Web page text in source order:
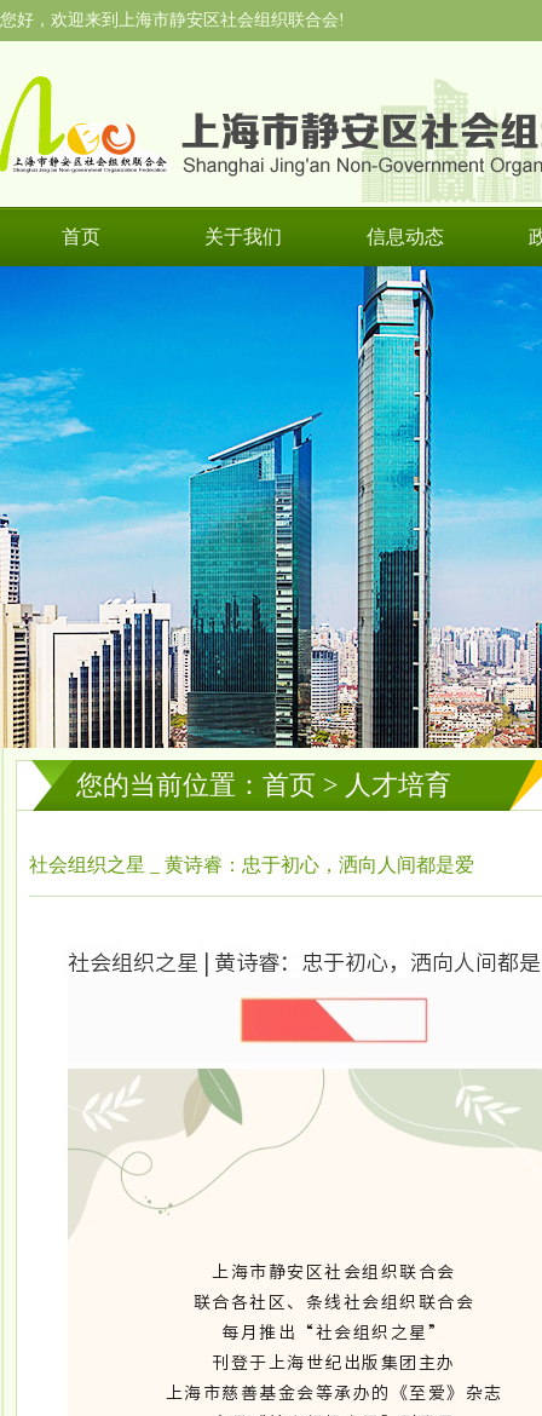
您好，欢迎来到上海市静安区社会组织联合会!
首页 关于我们 信息动态
您的当前位置：首页 > 人才培育
社会组织之星 _ 黄诗睿：忠于初心，洒向人间都是爱